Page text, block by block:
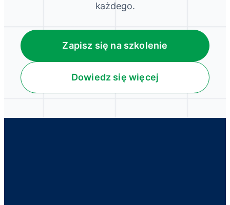
każdego.
Zapisz się na szkolenie
Dowiedz się więcej